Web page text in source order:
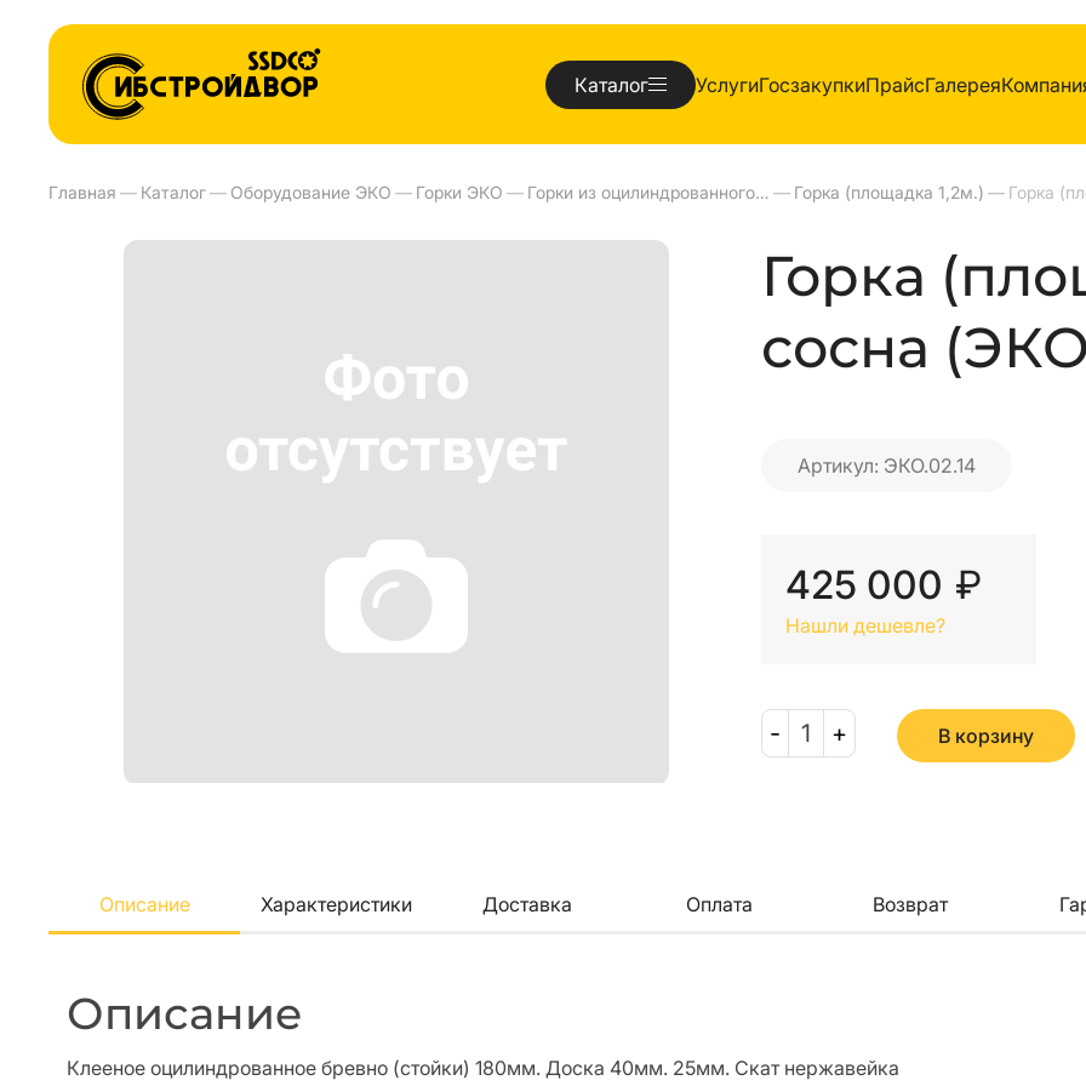
Каталог УслугиГосзакупкиПрайсГалерея
Главная — Каталог— Оборудование ЭКО — Горки ЭКО — Горки из оцилиндрованного клееного бревна — Горка (площадка 1,2м.) —
Горка
сосна
Артикул: ЭКО.02.14
425 000 ₽
Нашли дешевле?
- 1 + В корзину
Описание Характеристики Доставка Оплата Возврат
Описание
Клееное оцилиндрованное бревно (стойки) 180мм. Доска 40мм. 25мм. Скат нержавейка